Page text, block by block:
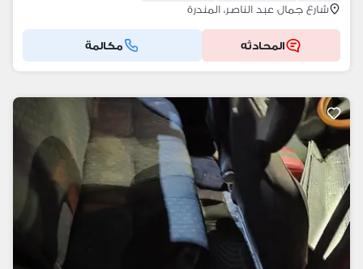
شارع جمال عبد الناصر، المندرة
المحادثه مكالمة